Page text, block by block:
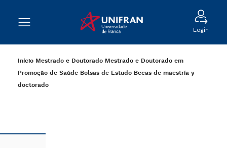
Login
Início Mestrado e Doutorado Mestrado e Doutorado em
Promoção de Saúde Bolsas de Estudo Becas de maestría y
doctorado